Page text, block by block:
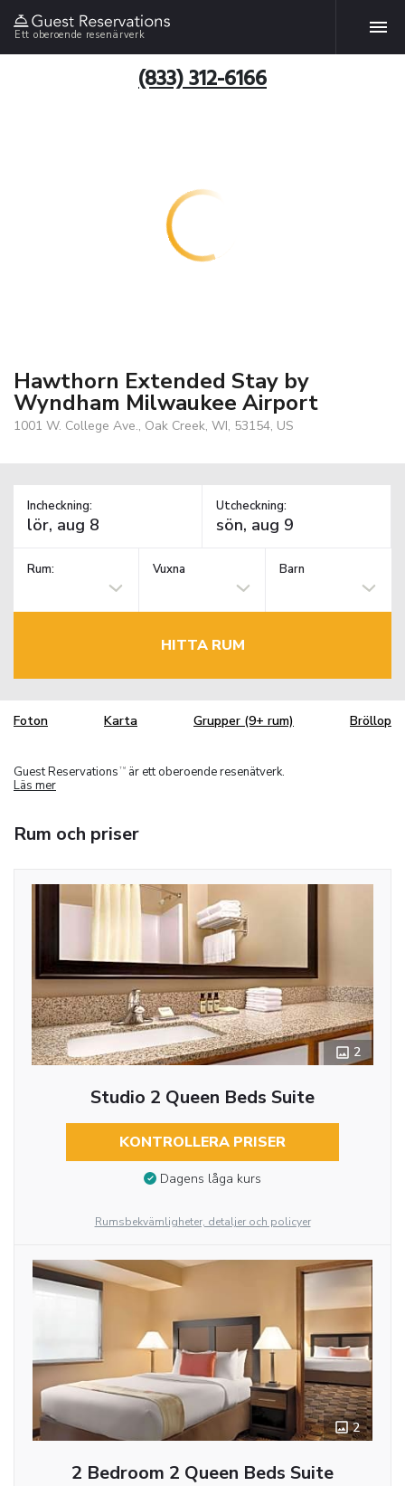
Ett oberoende resenärverk
(833) 312-6166
Hawthorn Extended Stay by
Wyndham Milwaukee Airport
1001 W. College Ave., Oak Creek, WI, 53154, US
Incheckning: Utcheckning:
Rum: Vuxna Barn
HITTA RUM
Foton Karta Grupper (9+ rum) Bröllop
Guest Reservations TM
är ett oberoende resenätverk.
Läs mer
Rum och priser
2
Studio 2 Queen Beds Suite
KONTROLLERA PRISER
Dagens låga kurs
Rumsbekvämligheter, detaljer och policyer
2
2 Bedroom 2 Queen Beds Suite